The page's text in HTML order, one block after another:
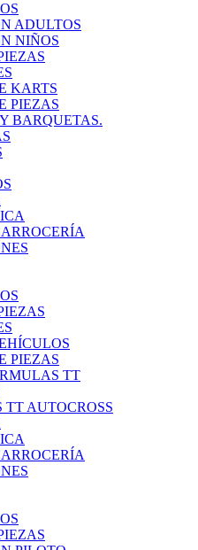
ADULTOS
NIÑOS
KARTS
PIEZAS
BARQUETAS.
PIEZAS
TT
TT AUTOCROSS